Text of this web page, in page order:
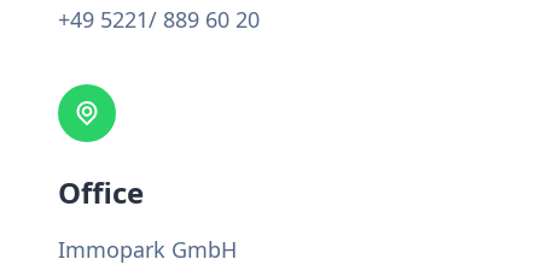
+49 5221/ 889 60 20
Office
Immopark GmbH